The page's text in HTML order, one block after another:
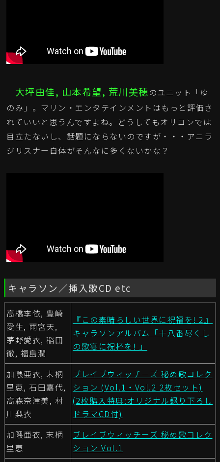
大坪由佳, 山本希望, 荒川美穂のユニット「ゆ
のみ」。マリン・エンタテインメントはもっと評価さ
れていいと思うんですよね。どうしてもオリコンでは
目立たないし、話題にならないのですが・・・アニラ
ジリスナー自体がそんなに多くないかな？
キャラソン／挿入歌CD etc
高橋李依, 豊崎
愛生, 雨宮天,
茅野愛衣, 稲田
徹, 福島潤
『この素晴らしい世界に祝福を! 2』
キャラソンアルバム「十八番尽くし
の歌宴に祝杯を! 」
加隈亜衣, 末柄
里恵, 石田嘉代,
高森奈津美, 村
川梨衣
ブレイブウィッチーズ 秘め歌コレク
ション (Vol.1・Vol.2 2枚セット)
(2枚購入特典:オリジナル録り下ろし
ドラマCD付)
加隈亜衣, 末柄
里恵
ブレイブウィッチーズ 秘め歌コレク
ション Vol.1